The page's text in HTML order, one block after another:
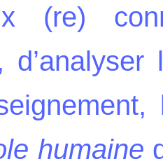
(re)
humaine